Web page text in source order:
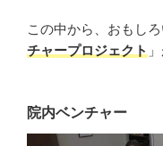
この中から、おもし
チャープロジェクト
院内ベンチャー